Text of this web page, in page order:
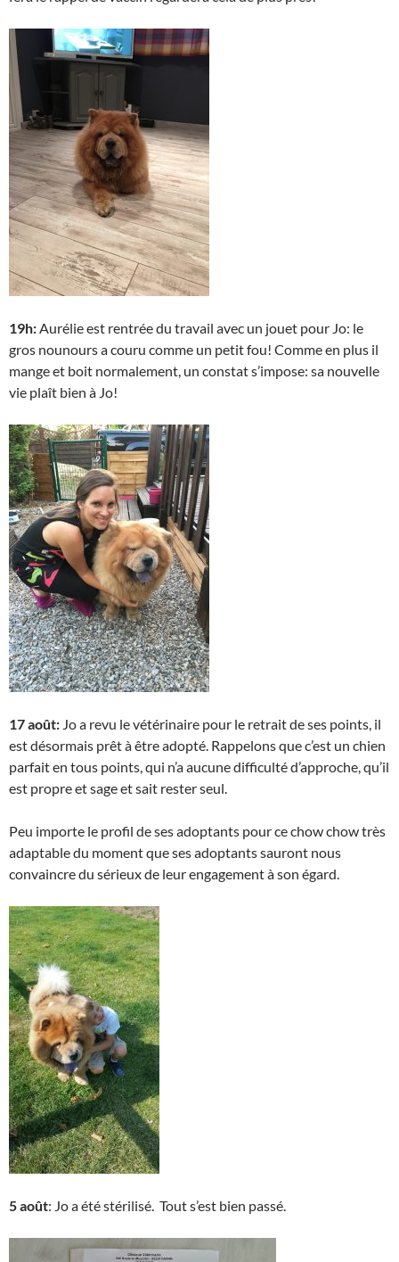
19h: Aurélie est rentrée du travail avec un jouet pour Jo: le
gros nounours a couru comme un petit fou! Comme en plus il
mange et boit normalement, un constat s’impose: sa nouvelle
vie plaît bien à Jo!
17 août: Jo a revu le vétérinaire pour le retrait de ses points, il
est désormais prêt à être adopté. Rappelons que c’est un chien
parfait en tous points, qui n’a aucune difficulté d’approche, qu’il
est propre et sage et sait rester seul.
Peu importe le profil de ses adoptants pour ce chow chow très
adaptable du moment que ses adoptants sauront nous
convaincre du sérieux de leur engagement à son égard.
5 août: Jo a été stérilisé. Tout s’est bien passé.